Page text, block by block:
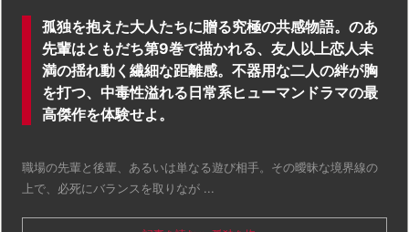
孤独を抱えた大人たちに贈る究極の共感物語。のあ
先輩はともだち第9巻で描かれる、友人以上恋人未
満の揺れ動く繊細な距離感。不器用な二人の絆が胸
を打つ、中毒性溢れる日常系ヒューマンドラマの最
高傑作を体験せよ。
職場の先輩と後輩、あるいは単なる遊び相手。その曖昧な境界線の
上で、必死にバランスを取りなが ...